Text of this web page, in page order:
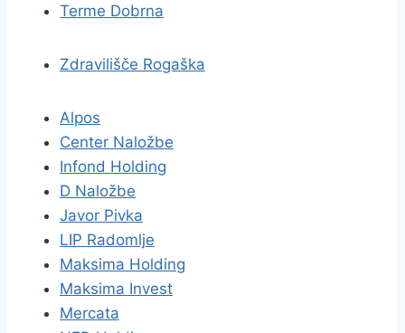
Terme Dobrna
Zdravilišče Rogaška
Alpos
Center Naložbe
Infond Holding
D Naložbe
Javor Pivka
LIP Radomlje
Maksima Holding
Maksima Invest
Mercata